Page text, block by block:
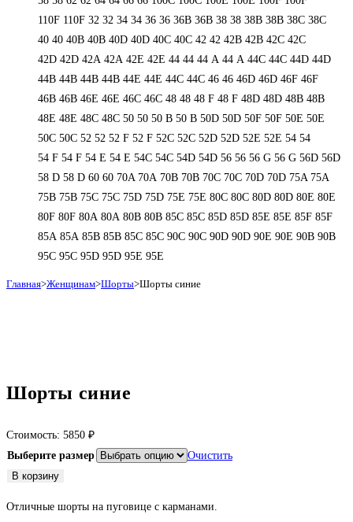
110F 110F 32 32 34 34 36 36 36B 36B 38 38 38B 38B 38С 38С
40 40 40B 40B 40D 40D 40С 40С 42 42 42B 42B 42C 42C
42D 42D 42А 42А 42Е 42Е 44 44 44 А 44 А 44C 44C 44D 44D
44В 44В 44В 44В 44Е 44Е 44С 44С 46 46 46D 46D 46F 46F
46В 46В 46Е 46Е 46С 46С 48 48 48 F 48 F 48D 48D 48В 48В
48Е 48Е 48С 48С 50 50 50 B 50 B 50D 50D 50F 50F 50Е 50Е
50С 50С 52 52 52 F 52 F 52C 52C 52D 52D 52E 52E 54 54
54 F 54 F 54 Е 54 Е 54C 54C 54D 54D 56 56 56 G 56 G 56D 56D
58 D 58 D 60 60 70A 70A 70B 70B 70C 70C 70D 70D 75A 75A
75B 75B 75C 75C 75D 75D 75E 75E 80C 80C 80D 80D 80E 80E
80F 80F 80А 80А 80В 80В 85C 85C 85D 85D 85E 85E 85F 85F
85А 85А 85В 85В 85С 85С 90C 90C 90D 90D 90E 90E 90В 90В
95C 95C 95D 95D 95E 95E
Главная>Женщинам>Шорты>Шорты синие
Шорты синие
Стоимость: 5850 ₽
Выберите размер
Очистить
Количество
В корзину
Отличные шорты на пуговице с карманами.